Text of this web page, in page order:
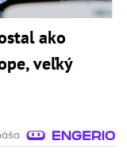
ako
veľký